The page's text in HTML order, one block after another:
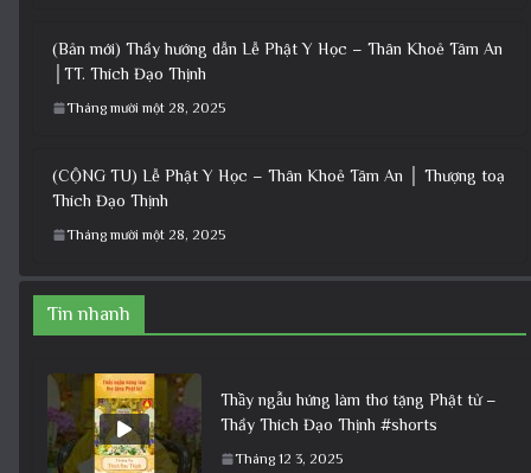
(Bản mới) Thầy hướng dẫn Lễ Phật Y Học – Thân Khoẻ Tâm An
│TT. Thích Đạo Thịnh
Tháng mười một 28, 2025
(CỘNG TU) Lễ Phật Y Học – Thân Khoẻ Tâm An │ Thượng toạ
Thích Đạo Thịnh
Tháng mười một 28, 2025
Tin nhanh
Thầy ngẫu hứng làm thơ tặng Phật tử –
Thầy Thích Đạo Thịnh #shorts
Tháng 12 3, 2025